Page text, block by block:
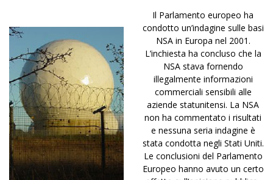
Il Parlamento europeo ha
condotto un’indagine sulle basi
NSA in Europa nel 2001.
L’inchiesta ha concluso che la
NSA stava fornendo
illegalmente informazioni
commerciali sensibili alle
aziende statunitensi. La NSA
non ha commentato i risultati
e nessuna seria indagine è
stata condotta negli Stati Uniti.
Le conclusioni del Parlamento
Europeo hanno avuto un certo